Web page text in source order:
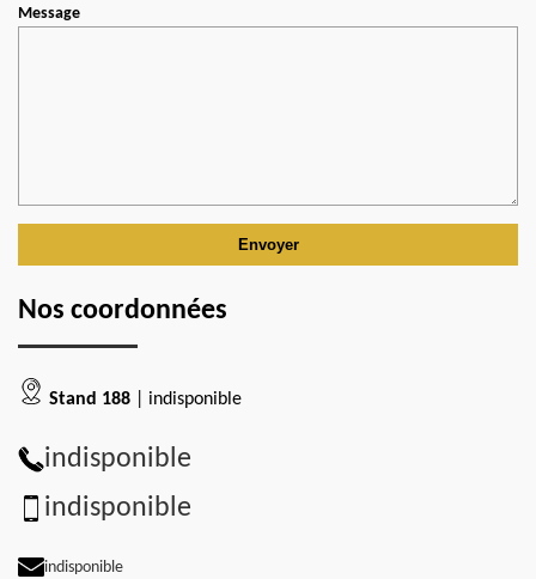
Message
Nos coordonnées
Stand 188 | indisponible
indisponible
indisponible
indisponible